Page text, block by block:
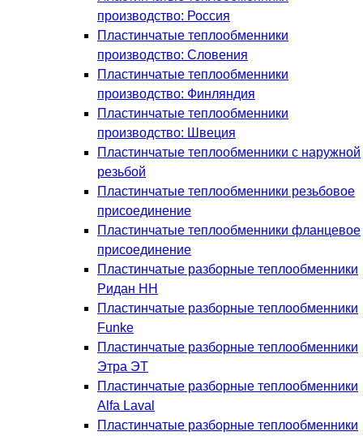
производство: Россия
Пластинчатые теплообменники
производство: Словения
Пластинчатые теплообменники
производство: Финляндия
Пластинчатые теплообменники
производство: Швеция
Пластинчатые теплообменники с наружной
резьбой
Пластинчатые теплообменники резьбовое
присоединение
Пластинчатые теплообменники фланцевое
присоединение
Пластинчатые разборные теплообменники
Ридан НН
Пластинчатые разборные теплообменники
Funke
Пластинчатые разборные теплообменники
Этра ЭТ
Пластинчатые разборные теплообменники
Alfa Laval
Пластинчатые разборные теплообменники